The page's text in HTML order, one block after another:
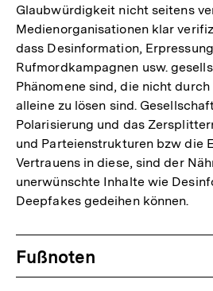
Glaubwürdigkeit nicht seitens
Medienorganisationen klar
dass Desinformation,
Rufmordkampagnen usw.
Phänomene sind, die nicht
alleine zu lösen sind.
Polarisierung und das
und Parteienstrukturen bzw die
Vertrauens in diese, sind der
unerwünschte Inhalte wie
Deepfakes gedeihen können.
Fussnoten
Fußnoten